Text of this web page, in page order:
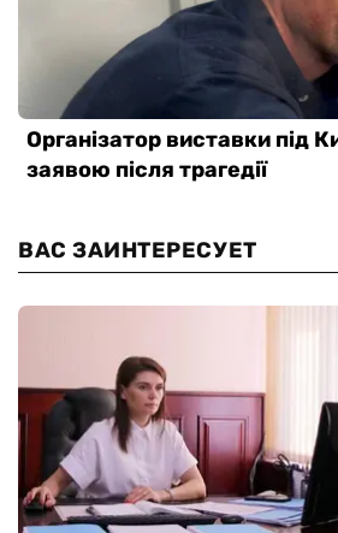
ВАС ЗАИНТЕРЕСУЕТ